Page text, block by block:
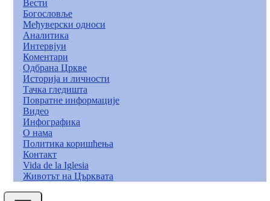
Вести
Богословље
Међуверски односи
Аналитика
Интервјуи
Коментари
Одбрана Цркве
Историја и личности
Тачка гледишта
Повратне информације
Видео
Инфографика
О нама
Политика коришћења
Контакт
Vida de la Iglesia
Животът на Църквата